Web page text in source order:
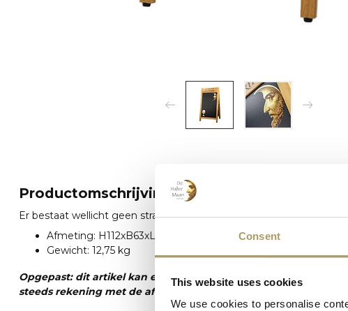
Consent
This website uses cookies
We use cookies to personalise
Productomschrijving
Er bestaat wellicht geen straffer stoepbord! Voor de echte Straffe
Afmeting: H112xB63xL8
Gewicht: 12,75 kg
Opgepast: dit artikel kan enkel afgehaald worden. (Lieven
steeds rekening met de afmeting en het gewicht van het artikel.